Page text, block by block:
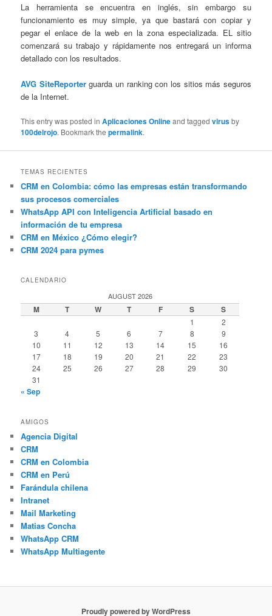
La herramienta se encuentra en inglés, sin embargo su
funcionamiento es muy simple, ya que bastará con copiar y
pegar el enlace de la web en la zona especializada. EL sitio
comenzará su trabajo y rápidamente nos entregará un informa
detallado con los resultados.
AVG SiteReporterguarda un ranking con los sitios más seguros
de la Internet.
This entry was posted inAplicaciones Onlineand taggedvirusby
100delrojo. Bookmark thepermalink.
TEMAS RECIENTES
CRM en Colombia: cómo las empresas están transformando
sus procesos comerciales
WhatsApp API con Inteligencia Artificial basado en
información de tu empresa
CRM en México ¿Cómo elegir?
CRM 2024 para pymes
CALENDARIO
AUGUST 2026
M T W T F S S
1
2
3
4 5 6 7 8
9
10
11 12 13 14 15
16
17
18 19 20 21 22
23
24
25 26 27 28 29
30
31
« Sep
AMIGOS
Agencia Digital
CRM
CRM en Colombia
CRM en Perú
Farándula chilena
Intranet
Mail Marketing
Matias Concha
WhatsApp CRM
WhatsApp Multiagente
Proudly powered by WordPress